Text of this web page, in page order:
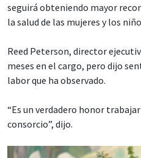
seguirá obteniendo mayor
la salud de las mujeres y los
Reed Peterson, director
meses en el cargo, pero dijo
labor que ha observado.
“Es un verdadero honor
consorcio”, dijo.